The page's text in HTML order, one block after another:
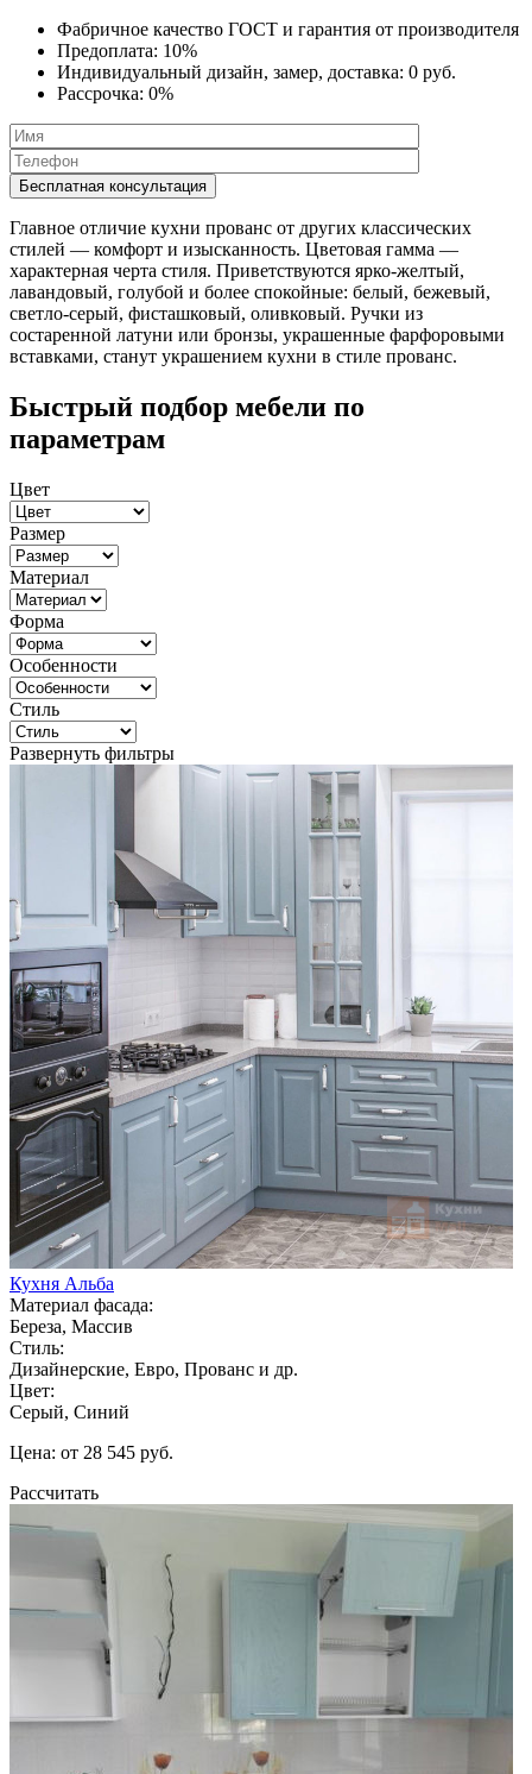
Фабричное качество ГОСТ и гарантия от производителя
Предоплата: 10%
Индивидуальный дизайн, замер, доставка: 0 руб.
Рассрочка: 0%
Главное отличие кухни прованс от других классических
стилей — комфорт и изысканность. Цветовая гамма —
характерная черта стиля. Приветствуются ярко-желтый,
лавандовый, голубой и более спокойные: белый, бежевый,
светло-серый, фисташковый, оливковый. Ручки из
состаренной латуни или бронзы, украшенные фарфоровыми
вставками, станут украшением кухни в стиле прованс.
Быстрый подбор мебели по
параметрам
Цвет
Размер
Материал
Форма
Особенности
Стиль
Развернуть фильтры
Кухня Альба
Материал фасада:
Береза, Массив
Стиль:
Дизайнерские, Евро, Прованс и др.
Цвет:
Серый, Синий
Цена: от 28 545 руб.
Рассчитать